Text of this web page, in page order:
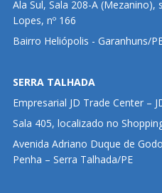
Ala Sul, Sala 208-A
Lopes, nº 166
Bairro Heliópolis - Garanhuns/
SERRA TALHADA
Empresarial JD Trade Center –
Sala 405, localizado no
Avenida Adriano Duque de
Penha – Serra Talhada/PE